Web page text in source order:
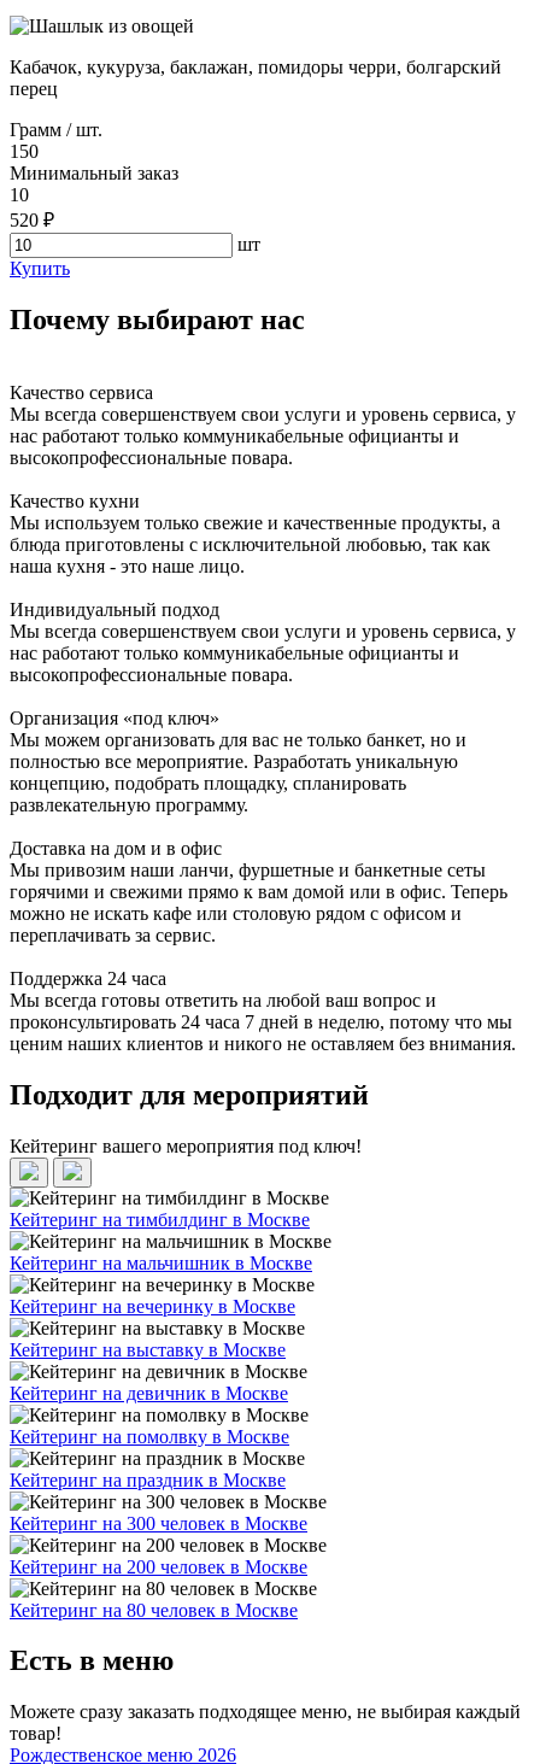
Кабачок, кукуруза, баклажан, помидоры черри, болгарский
перец
Грамм / шт.
150
Минимальный заказ
10
520 ₽
шт
Купить
Почему выбирают нас
Качество сервиса
Мы всегда совершенствуем свои услуги и уровень сервиса, у
нас работают только коммуникабельные официанты и
высокопрофессиональные повара.
Качество кухни
Мы используем только свежие и качественные продукты, а
блюда приготовлены с исключительной любовью, так как
наша кухня - это наше лицо.
Индивидуальный подход
Мы всегда совершенствуем свои услуги и уровень сервиса, у
нас работают только коммуникабельные официанты и
высокопрофессиональные повара.
Организация «под ключ»
Мы можем организовать для вас не только банкет, но и
полностью все мероприятие. Разработать уникальную
концепцию, подобрать площадку, спланировать
развлекательную программу.
Доставка на дом и в офис
Мы привозим наши ланчи, фуршетные и банкетные сеты
горячими и свежими прямо к вам домой или в офис. Теперь
можно не искать кафе или столовую рядом с офисом и
переплачивать за сервис.
Поддержка 24 часа
Мы всегда готовы ответить на любой ваш вопрос и
проконсультировать 24 часа 7 дней в неделю, потому что мы
ценим наших клиентов и никого не оставляем без внимания.
Подходит для мероприятий
Кейтеринг вашего мероприятия под ключ!
Кейтеринг на тимбилдинг в Москве
Кейтеринг на мальчишник в Москве
Кейтеринг на вечеринку в Москве
Кейтеринг на выставку в Москве
Кейтеринг на девичник в Москве
Кейтеринг на помолвку в Москве
Кейтеринг на праздник в Москве
Кейтеринг на 300 человек в Москве
Кейтеринг на 200 человек в Москве
Кейтеринг на 80 человек в Москве
Есть в меню
Можете сразу заказать подходящее меню, не выбирая каждый
товар!
Рождественское меню 2026